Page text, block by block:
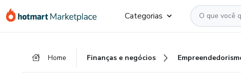
para
para
para
Categorias
Home Finanças e negócios